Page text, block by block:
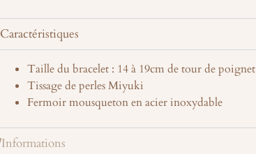
Caractéristiques
Taille du bracelet : 14 à 19cm de tour de poignet
Tissage de perles Miyuki
Fermoir mousqueton en acier inoxydable
Informations